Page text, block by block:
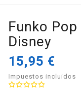
Funko
Disney
15,95 €
Impuestos incluidos